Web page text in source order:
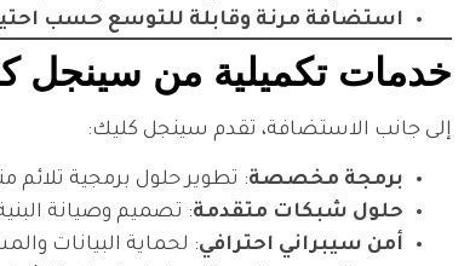
استضافة مرنة وقابلة للتوسع حسب
خدمات تكميلية من سينجل
إلى جانب الاستضافة، تقدم سينجل كليك:
برمجة مخصصة: تطوير حلول برمجية
حلول شبكات متقدمة: تصميم وصيانة
أمن سيبراني احترافي: لحماية البيانات